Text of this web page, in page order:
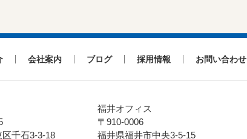
会社案内 ブログ 採用情報 お問い合わせ
千石3-3-18
福井オフィス
〒910-0006
福井県福井市中央3-5-15